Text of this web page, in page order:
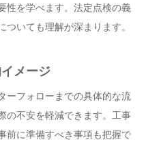
性を学べます。法定点検の義
いても理解が深まります。
メージ
ーフォローまでの具体的な流
の不安を軽減できます。工事
前に準備すべき事項も把握で